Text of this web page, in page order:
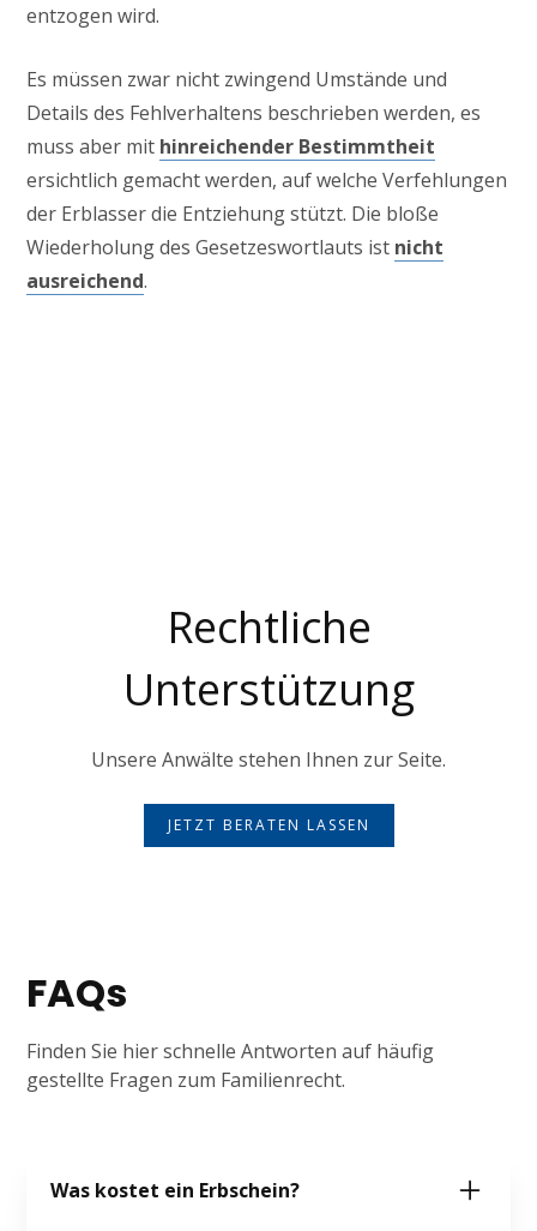
entzogen wird.
Es müssen zwar nicht zwingend Umstände und
Details des Fehlverhaltens beschrieben werden, es
muss aber mit hinreichender Bestimmtheit
ersichtlich gemacht werden, auf welche Verfehlungen
der Erblasser die Entziehung stützt. Die bloße
Wiederholung des Gesetzeswortlauts ist nicht
ausreichend.
Rechtliche
Unterstützung
Unsere Anwälte stehen Ihnen zur Seite.
JETZT BERATEN LASSEN
FAQs
Finden Sie hier schnelle Antworten auf häufig
gestellte Fragen zum Familienrecht.
Was kostet ein Erbschein?